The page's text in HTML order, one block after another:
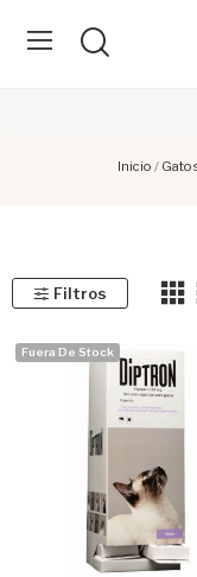
Inicio
Filtros
Fuera De Stock